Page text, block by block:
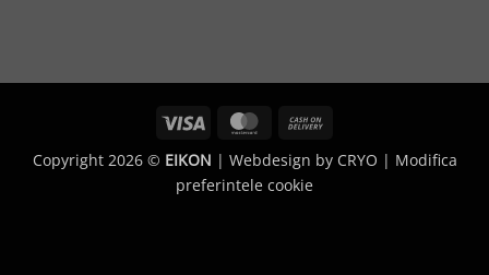
Visa MasterCard
Delivery
Copyright 2026 © EIKON | Webdesign by CRYO | Modifica
preferintele cookie